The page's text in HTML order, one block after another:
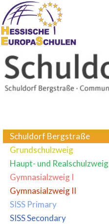
Schuldorf Bergstraße
Grundschulzweig
Haupt- und Realschulzweig
Gymnasialzweig I
Gymnasialzweig II
SISS Primary
SISS Secondary